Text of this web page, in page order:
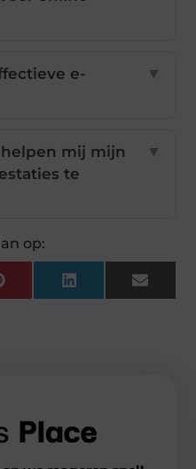
e-
▼
mij mijn
te
▼
op:
PinterestLinkedInEmail